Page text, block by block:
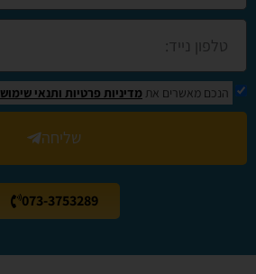
הנכם מאשרים את מדיניות פרטיות ותנאי שימוש
שליחה
073-3753289